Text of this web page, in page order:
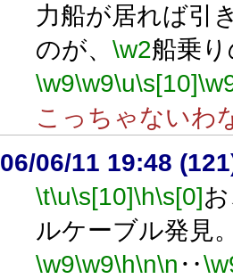
力船が居れば引
のが、 \w2船乗
\w9\w9\u\s[10]
こっちゃないわ
06/06/11 19:48
\t\u\s[10]\h\s[0]
ルケーブル発見
\w9\w9\h\n\n ‥